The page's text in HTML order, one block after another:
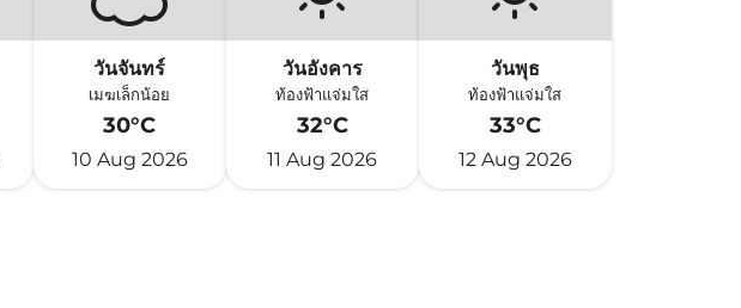
วันจันทร์
เมฆเล็กน้อย
30°C
10 Aug 2026
วันอังคาร
ท้องฟ้าแจ่มใส
32°C
11 Aug 2026
วันพุธ
ท้องฟ้าแจ่มใส
33°C
12 Aug 2026